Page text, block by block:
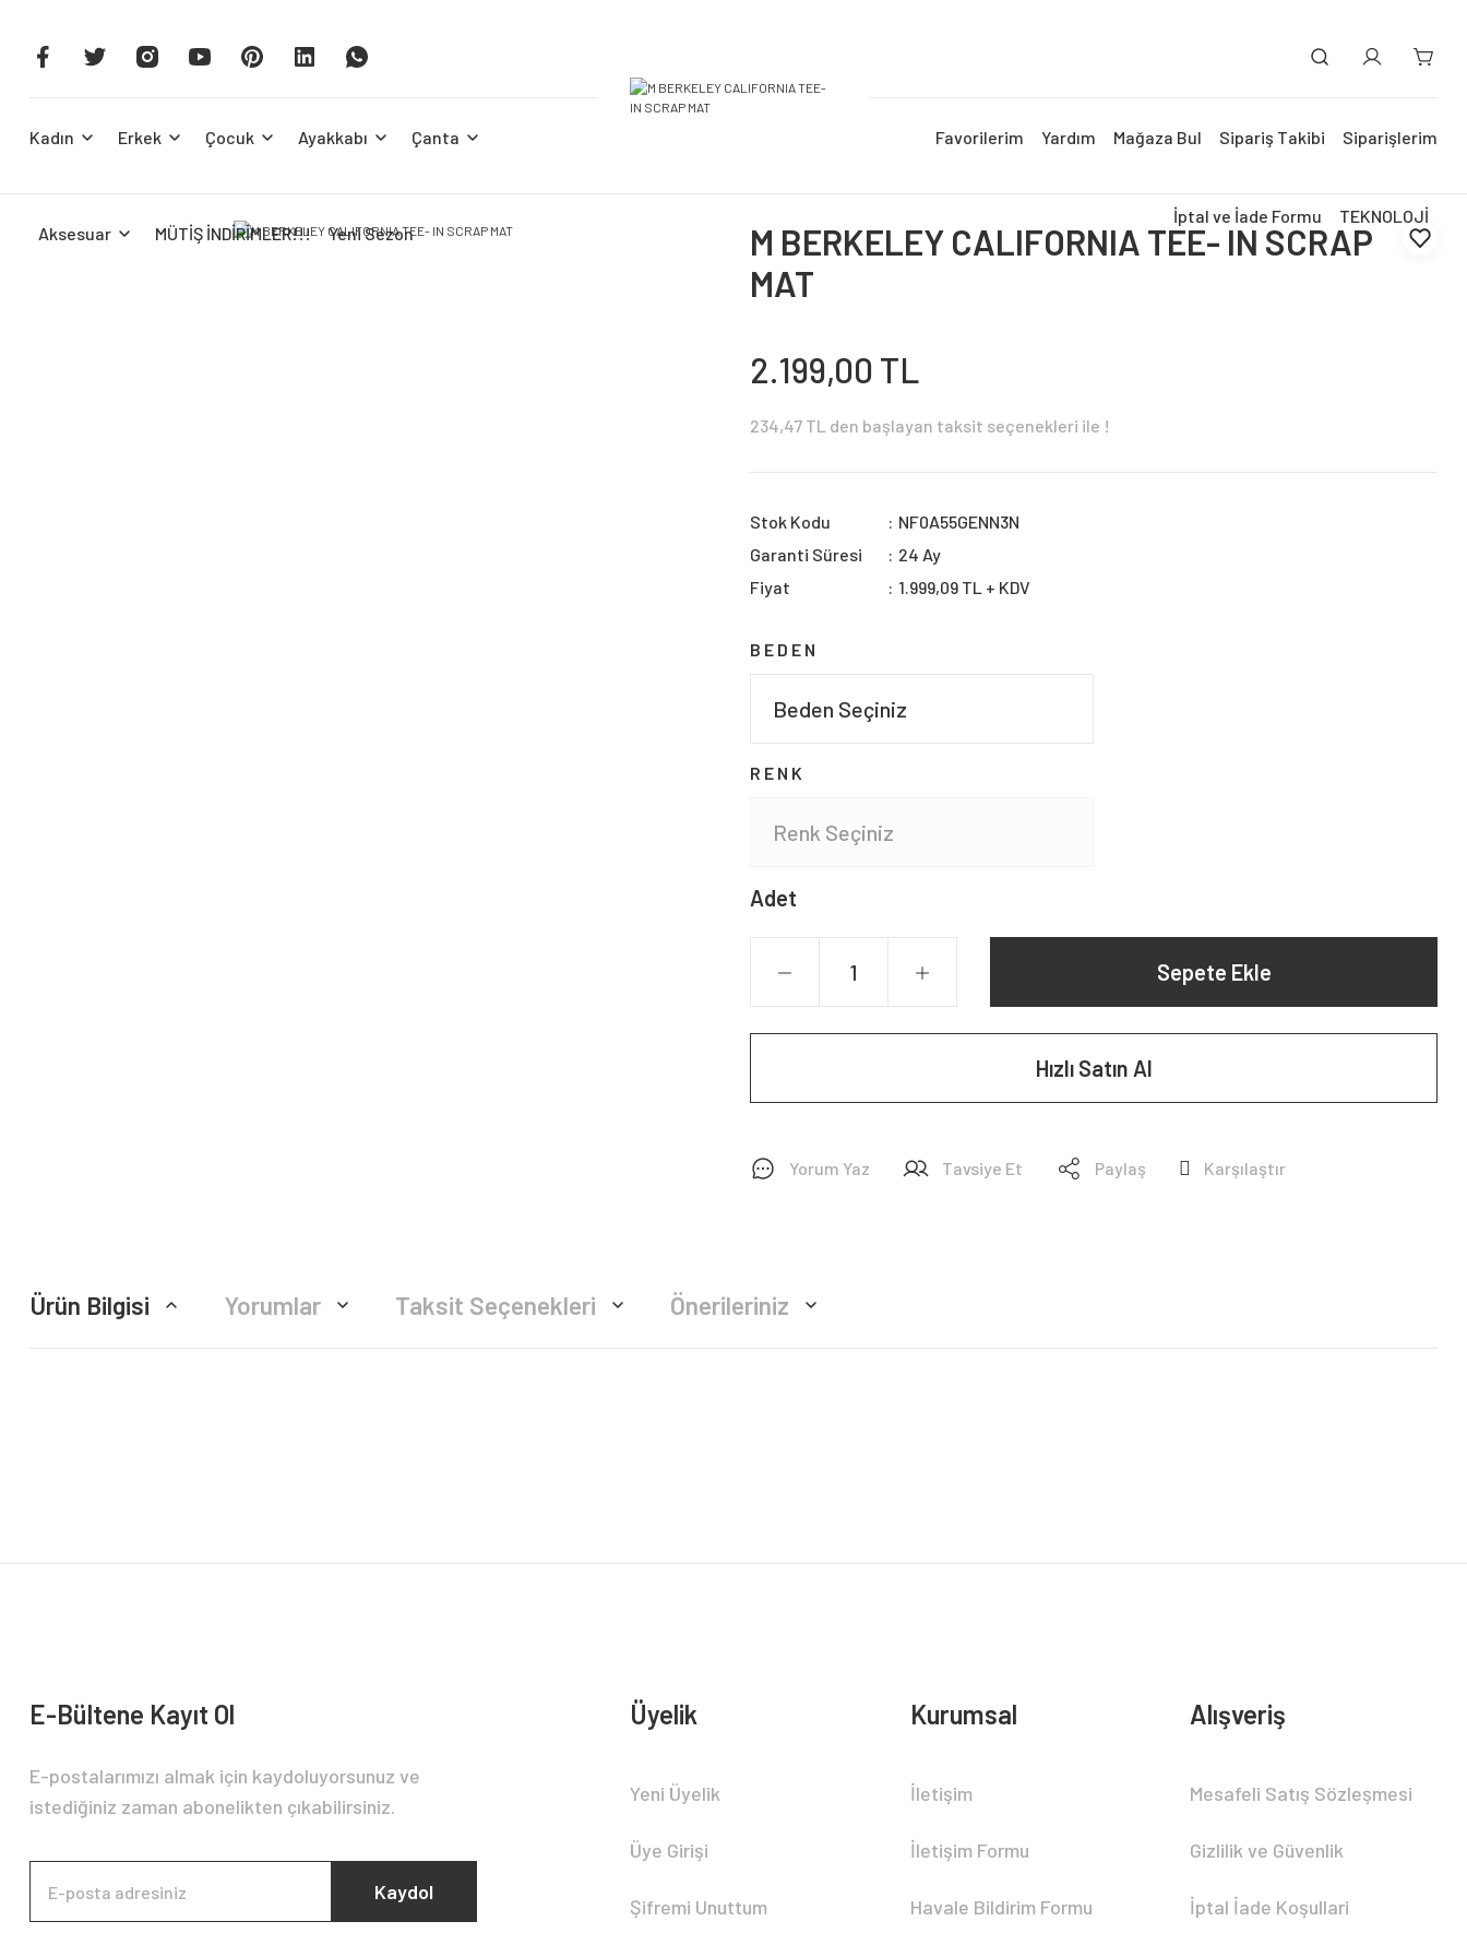
Kadın Erkek Çocuk Ayakkabı Çanta
Aksesuar MÜTİŞ İNDİRİMLER!!! Yeni Sezon
Siparişlerim
Sipariş Takibi
Mağaza Bul
Yardım
Favorilerim
TEKNOLOJİ
İptal ve İade Formu
M BERKELEY CALIFORNIA TEE- IN SCRAP
MAT
2.199,00 TL
234,47 TL den başlayan taksit seçenekleri ile !
Stok Kodu
NF0A55GENN3N
Garanti Süresi
24 Ay
Fiyat
1.999,09 TL + KDV
BEDEN
RENK
Adet
Sepete Ekle
Hızlı Satın Al
Yorum Yaz Tavsiye Et Paylaş Karşılaştır
Ürün Bilgisi Yorumlar Taksit Seçenekleri Önerileriniz
E-Bültene Kayıt Ol
E-postalarımızı almak için kaydoluyorsunuz ve
istediğiniz zaman abonelikten çıkabilirsiniz.
Kaydol
Üyelik
Yeni Üyelik
Üye Girişi
Şifremi Unuttum
Kurumsal
İletişim
İletişim Formu
Havale Bildirim Formu
Alışveriş
Mesafeli Satış Sözleşmesi
Gizlilik ve Güvenlik
İptal İade Koşullari